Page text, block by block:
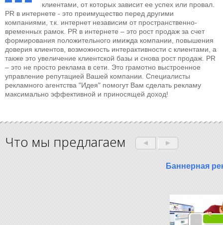
клиентами, от которых зависит ее успех или провал.
PR в интернете - это преимущество перед другими
компаниями, т.к. интернет независим от пространственно-
временных рамок. PR в интернете – это рост продаж за счет
формирования положительного имижда компании, повышения
доверия клиентов, возможность интерактивности с клиентами, а
также это увеличение клиентской базы и снова рост продаж. PR
– это не просто реклама в сети. Это грамотно выстроенное
управление репутацией Вашей компании. Специалисты
рекламного агентства "Идея" помогут Вам сделать рекламу
максимально эффективной и приносящей доход!
Что мы предлагаем
Баннерная